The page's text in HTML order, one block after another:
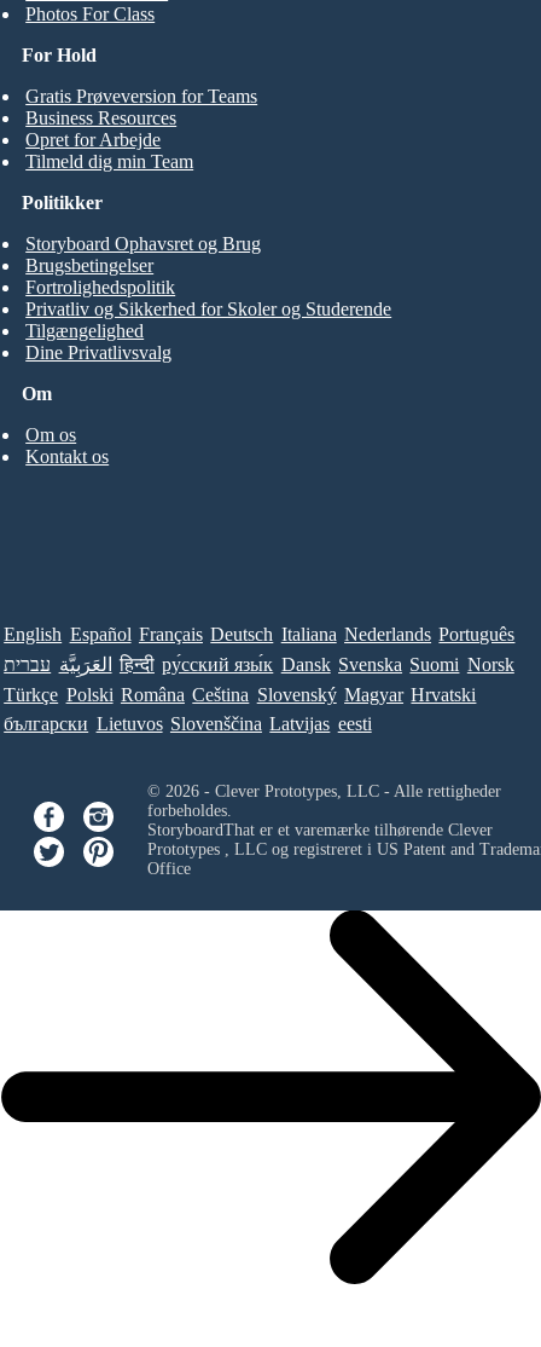
Photos For Class
For Hold
Gratis Prøveversion for Teams
Business Resources
Opret for Arbejde
Tilmeld dig min Team
Om
Om os
Kontakt os
Politikker
Storyboard Ophavsret og Brug
Brugsbetingelser
Fortrolighedspolitik
Privatliv og Sikkerhed for Skoler og Studerende
Tilgængelighed
Dine Privatlivsvalg
English Español Français Deutsch Italiana Nederlands Português
עברית العَرَبِيَّة हिन्दी ру́сский язы́к Dansk Svenska Suomi Norsk
Türkçe Polski Româna Ceština Slovenský Magyar Hrvatski
български Lietuvos Slovenščina Latvijas eesti
© 2026 - Clever Prototypes, LLC - Alle rettigheder
forbeholdes.
StoryboardThat er et varemærke tilhørende Clever
Prototypes , LLCog registreret i US Patent and
Office